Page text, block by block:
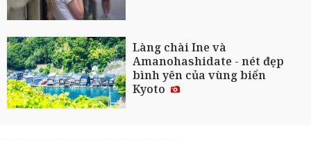
Làng chài Ine và
Amanohashidate - nét đẹp
bình yên của vùng biển
Kyoto